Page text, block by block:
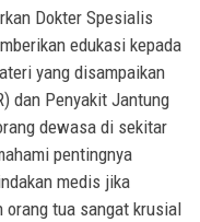
Dokter Spesialis
edukasi kepada
yang disampaikan
dan Penyakit Jantung
dewasa di sekitar
pentingnya
medis jika
orang tua sangat krusial